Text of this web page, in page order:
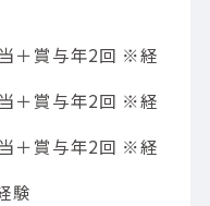
＋賞与年2回 ※経
＋賞与年2回 ※経
＋賞与年2回 ※経
験